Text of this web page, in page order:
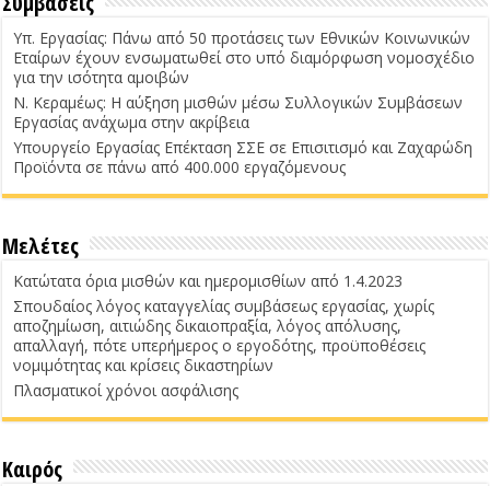
Υπ. Εργασίας: Πάνω από 50 προτάσεις των Εθνικών Κοινωνικών
Εταίρων έχουν ενσωματωθεί στο υπό διαμόρφωση νομοσχέδιο
για την ισότητα αμοιβών
Ν. Κεραμέως: Η αύξηση μισθών μέσω Συλλογικών Συμβάσεων
Εργασίας ανάχωμα στην ακρίβεια
Υπουργείο Εργασίας Επέκταση ΣΣΕ σε Επισιτισμό και Ζαχαρώδη
Προϊόντα σε πάνω από 400.000 εργαζόμενους
Μελέτες
Κατώτατα όρια μισθών και ημερομισθίων από 1.4.2023
Σπουδαίος λόγος καταγγελίας συμβάσεως εργασίας, χωρίς
αποζημίωση, αιτιώδης δικαιοπραξία, λόγος απόλυσης,
απαλλαγή, πότε υπερήμερος ο εργοδότης, προϋποθέσεις
νομιμότητας και κρίσεις δικαστηρίων
Πλασματικοί χρόνοι ασφάλισης
Καιρός